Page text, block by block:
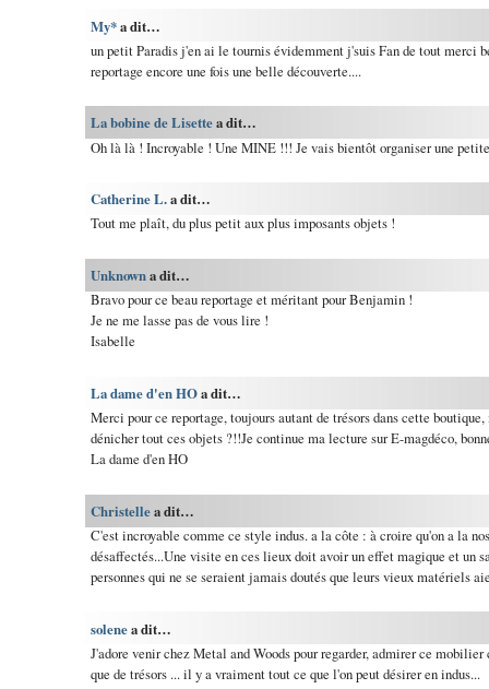
My*a dit…
un petit Paradis j'en ai le tournis évidemment j'suis Fan de tout merci
reportage encore une fois une belle découverte....
La bobine de Lisettea dit…
Oh là là ! Incroyable ! Une MINE !!! Je vais bientôt organiser une
Catherine L.a dit…
Tout me plaît, du plus petit aux plus imposants objets !
Unknowna dit…
Bravo pour ce beau reportage et méritant pour Benjamin !
Je ne me lasse pas de vous lire !
Isabelle
La dame d'en HOa dit…
Merci pour ce reportage, toujours autant de trésors dans cette
dénicher tout ces objets ?!!Je continue ma lecture sur E-magdéco,
La dame d'en HO
Christellea dit…
C'est incroyable comme ce style indus. a la côte : à croire qu'on a la
désaffectés...Une visite en ces lieux doit avoir un effet magique et un
personnes qui ne se seraient jamais doutés que leurs vieux matériels
solenea dit…
J'adore venir chez Metal and Woods pour regarder, admirer ce
que de trésors ... il y a vraiment tout ce que l'on peut désirer en indus...